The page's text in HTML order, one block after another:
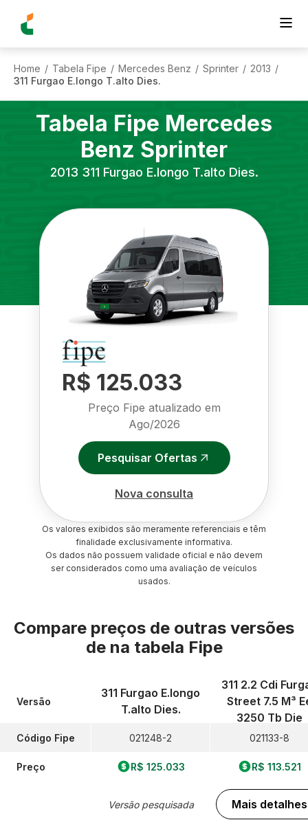
Home / Tabela Fipe / Mercedes Benz / Sprinter / 2013 /
311 Furgao E.longo T.alto Dies.
Tabela Fipe Mercedes
Benz Sprinter
2013 311 Furgao E.longo T.alto Dies.
R$ 125.033
Preço Fipe atualizado em
Ago/2026
Pesquisar Ofertas
Nova consulta
Os valores exibidos são meramente referenciais e têm
finalidade exclusivamente informativa.
Os dados não possuem validade oficial e não devem
ser considerados como uma avaliação de veículos
usados.
Compare preços de outras versões
de na tabela Fipe
Versão
Código Fipe
Preço
311 Furgao E.longo
T.alto Dies.
021248-2
R$ 125.033
Versão pesquisada
311 2.2 Cdi
Street 7.5 M³
3250 Tb Die
021133-8
R$ 113.521
Mais detalhes